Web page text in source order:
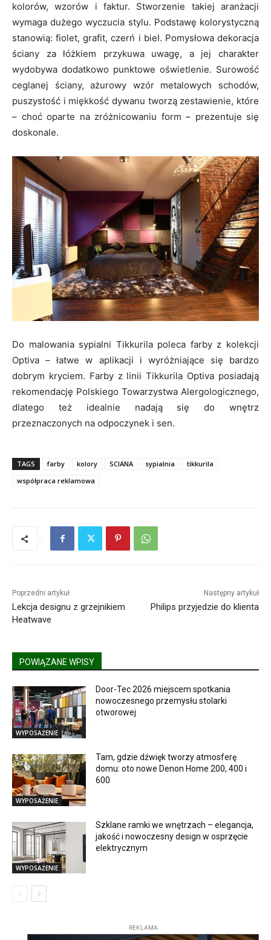
kolorów, wzorów i faktur. Stworzenie takiej aranżacji
wymaga dużego wyczucia stylu. Podstawę kolorystyczną
stanowią: fiolet, grafit, czerń i biel. Pomysłowa dekoracja
ściany za łóżkiem przykuwa uwagę, a jej charakter
wydobywa dodatkowo punktowe oświetlenie. Surowość
ceglanej ściany, ażurowy wzór metalowych schodów,
puszystość i miękkość dywanu tworzą zestawienie, które
– choć oparte na zróżnicowaniu form – prezentuje się
doskonale.
Do malowania sypialni Tikkurila poleca farby z kolekcji
Optiva – łatwe w aplikacji i wyróżniające się bardzo
dobrym kryciem. Farby z linii Tikkurila Optiva posiadają
rekomendację Polskiego Towarzystwa Alergologicznego,
dlatego też idealnie nadają się do wnętrz
przeznaczonych na odpoczynek i sen.
TAGS farby kolory SCIANA sypialnia
tikkurila
współpraca reklamowa
Poprzedni artykuł
Lekcja designu z grzejnikiem
Heatwave
Następny artykuł
Philips przyjedzie do klienta
POWIĄZANE WPISY
WYPOSAŻENIE
Door-Tec 2026 miejscem spotkania
nowoczesnego przemysłu stolarki
otworowej
WYPOSAŻENIE
Tam, gdzie dźwięk tworzy atmosferę
domu: oto nowe Denon Home 200, 400 i
600
WYPOSAŻENIE
Szklane ramki we wnętrzach – elegancja,
jakość i nowoczesny design w osprzęcie
elektrycznym
REKLAMA